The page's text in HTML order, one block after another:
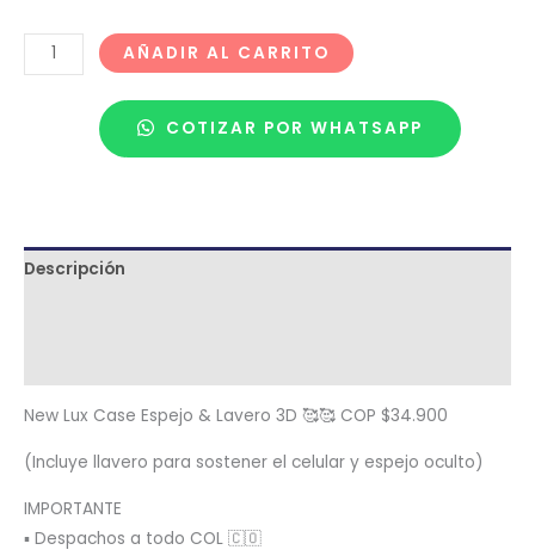
AÑADIR AL CARRITO
COTIZAR POR WHATSAPP
Descripción
New Lux Case Espejo & Lavero 3D 🥰🥰 COP $34.900
(Incluye llavero para sostener el celular y espejo oculto)
IMPORTANTE
▪️ Despachos a todo COL 🇨🇴